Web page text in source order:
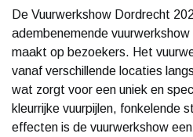
De Vuurwerkshow Dordrecht
adembenemende vuurwerkshow
maakt op bezoekers. Het
vanaf verschillende locaties
wat zorgt voor een uniek en
kleurrijke vuurpijlen, fonkelende
effecten is de vuurwerkshow